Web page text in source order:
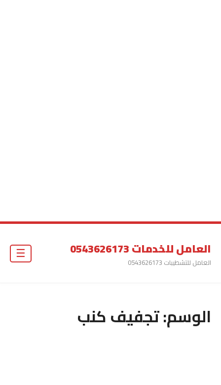
العامل للخدمات 0543626173
العامل للتشطيبات 0543626173
الوسم:تجفيف كنب